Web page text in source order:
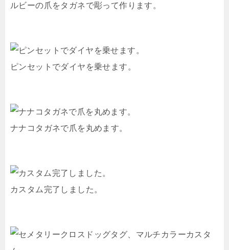
ルビーの爪をタガネで彫って作ります。
ピンセットでダイヤを乗せます。
ナナコタガネで爪を丸めます。
カスタム完了しました。